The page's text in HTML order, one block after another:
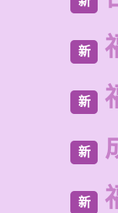
新
新
新
新